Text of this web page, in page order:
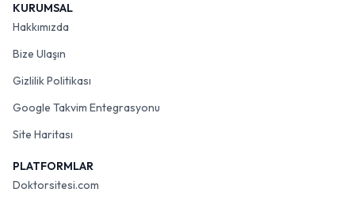
KURUMSAL
Hakkımızda
Bize Ulaşın
Gizlilik Politikası
Google Takvim Entegrasyonu
Site Haritası
PLATFORMLAR
Doktorsitesi.com